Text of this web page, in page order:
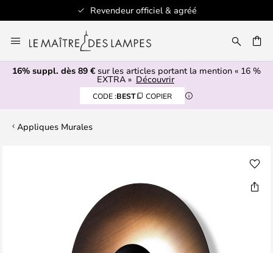
Revendeur officiel & agréé
au
contenu
16% suppl. dès 89 € sur les articles portant la mention « 16 %
EXTRA » Découvrir
CODE :BEST COPIER
Appliques Murales